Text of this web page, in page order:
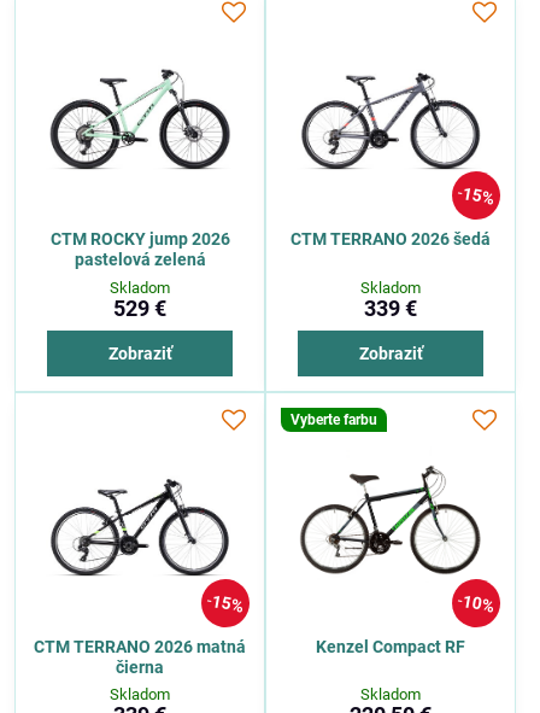
CTM ROCKY jump 2026
pastelová zelená
Skladom
529 €
Zobraziť
15%
CTM TERRANO 2026 šedá
Skladom
339 €
Zobraziť
15%
CTM TERRANO 2026 matná
čierna
Skladom
10%
Vyberte farbu
Kenzel Compact RF
Skladom